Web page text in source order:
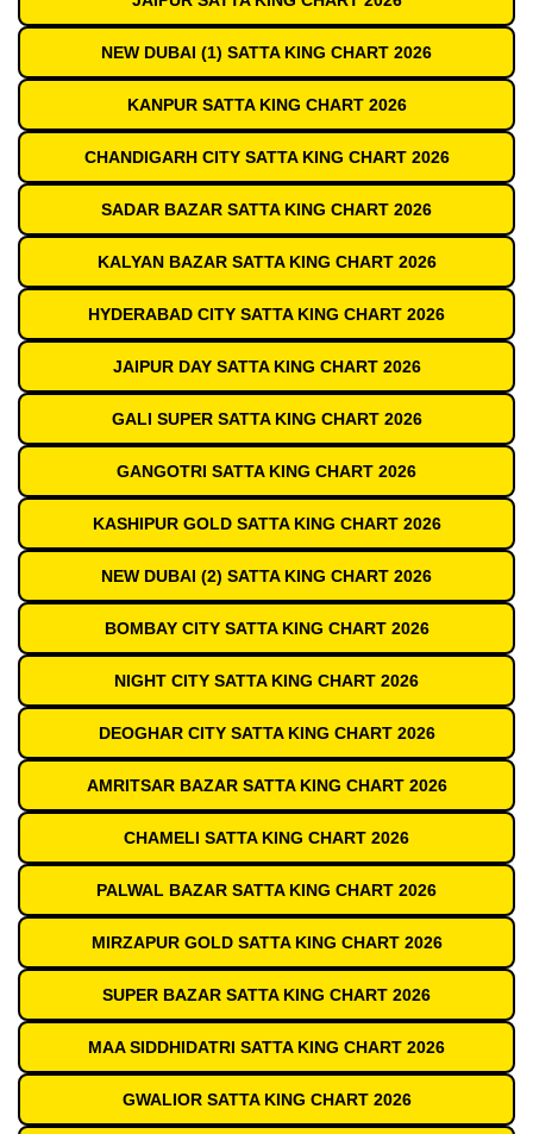
NEW DUBAI (1) SATTA KING CHART 2026
KANPUR SATTA KING CHART 2026
CHANDIGARH CITY SATTA KING CHART 2026
SADAR BAZAR SATTA KING CHART 2026
KALYAN BAZAR SATTA KING CHART 2026
HYDERABAD CITY SATTA KING CHART 2026
JAIPUR DAY SATTA KING CHART 2026
GALI SUPER SATTA KING CHART 2026
GANGOTRI SATTA KING CHART 2026
KASHIPUR GOLD SATTA KING CHART 2026
NEW DUBAI (2) SATTA KING CHART 2026
BOMBAY CITY SATTA KING CHART 2026
NIGHT CITY SATTA KING CHART 2026
DEOGHAR CITY SATTA KING CHART 2026
AMRITSAR BAZAR SATTA KING CHART 2026
CHAMELI SATTA KING CHART 2026
PALWAL BAZAR SATTA KING CHART 2026
MIRZAPUR GOLD SATTA KING CHART 2026
SUPER BAZAR SATTA KING CHART 2026
MAA SIDDHIDATRI SATTA KING CHART 2026
GWALIOR SATTA KING CHART 2026